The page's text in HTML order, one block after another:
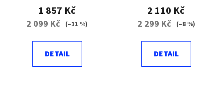
1 857 Kč
2 099 Kč (–11 %)
DETAIL
2 110 Kč
2 299 Kč (–8 %)
DETAIL